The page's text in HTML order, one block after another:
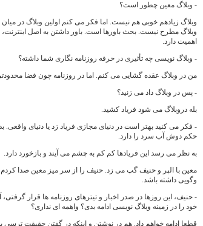
- وبلاگ معین چطور است؟
وبلاگ زیادهم خوبی هم نیست. اما فکر می کنم اولین وبلاگ در میان
وبلاگ مطرح نیست. بحث باورها است. باور داشتن به اصل
اهمیت دارد.
- وبلاگ نویسی چه تأثیری در حرفه روزنامه نگاری شما داشته؟
من در وبلاگ عقده گشایی می کنم. اما در روزنامه چون فضا
- پس در وبلاگ داد می زنید؟
بله دروبلاگ می شود فریاد کشید.
- فکر می کنید بهتر است در دنیای مجازی فریاد زد یا دنیای واقعی.
حکم دوش آب سرد را دارد.
به نظر می رسد این فریادها کم کم به چشم می آیند و بازخورد دارد.
معین با الپر و حنیف گپ می زد. حنیف را از سر میز معین صدا
وگویی داشته باشد.
- حنیف، این روزها در صدر اخبار و تیترهای روزنامه ها قرار
خود را در زمینه وبلاگ نویسی ادامه بدی؟ واهمه ای نداری؟
قطعا ادامه خواهم داد. هم در نوشتن و اینکه در گفتن حقیقت ترسی